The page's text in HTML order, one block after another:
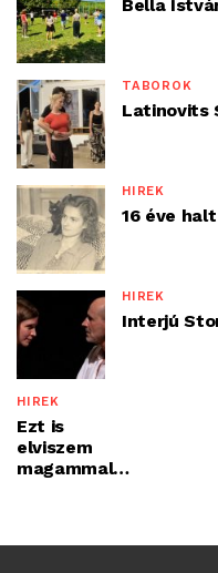
Bella
TÁBOROK
Latinovits
HÍREK
16 éve
HÍREK
Interjú
HÍREK
Ezt is
elviszem
magammal…